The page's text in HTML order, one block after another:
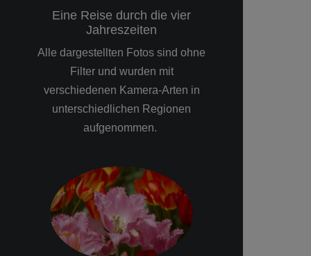
Eine Reise durch die vier
Jahreszeiten
Alle dargestellten Fotos sind ohne
Filter und wurden mit
verschiedenen Kamera-Arten in
unterschiedlichen Regionen
aufgenommen.